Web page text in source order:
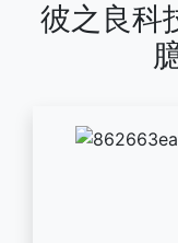
彼之良科